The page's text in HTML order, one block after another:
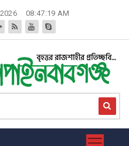
08:47:19 AM